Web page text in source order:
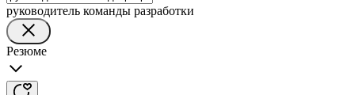
руководитель команды разработки
Резюме